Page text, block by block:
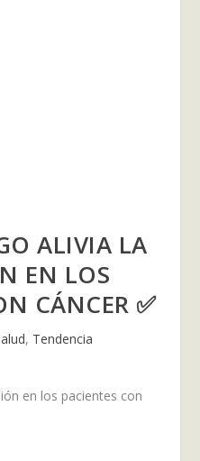
ALIVIA LA
EN LOS
CÁNCER ✅
, Tendencia